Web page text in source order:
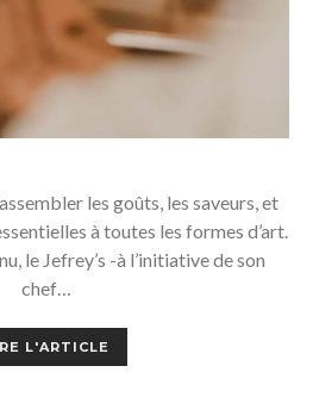
les goûts, les saveurs, et
à toutes les formes d’art.
le Jefrey’s -à l’initiative de son
chef…
L'ARTICLE